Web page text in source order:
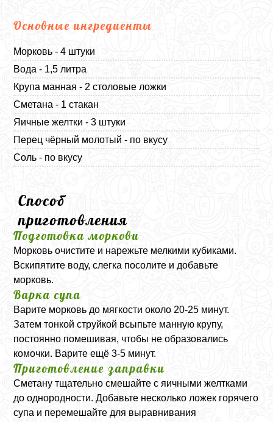
Основные ингредиенты
Морковь - 4 штуки
Вода - 1,5 литра
Крупа манная - 2 столовые ложки
Сметана - 1 стакан
Яичные желтки - 3 штуки
Перец чёрный молотый - по вкусу
Соль - по вкусу
Способ
приготовления
Подготовка моркови
Морковь очистите и нарежьте мелкими кубиками.
Вскипятите воду, слегка посолите и добавьте
морковь.
Варка супа
Варите морковь до мягкости около 20-25 минут.
Затем тонкой струйкой всыпьте манную крупу,
постоянно помешивая, чтобы не образовались
комочки. Варите ещё 3-5 минут.
Приготовление заправки
Сметану тщательно смешайте с яичными желтками
до однородности. Добавьте несколько ложек горячего
супа и перемешайте для выравнивания